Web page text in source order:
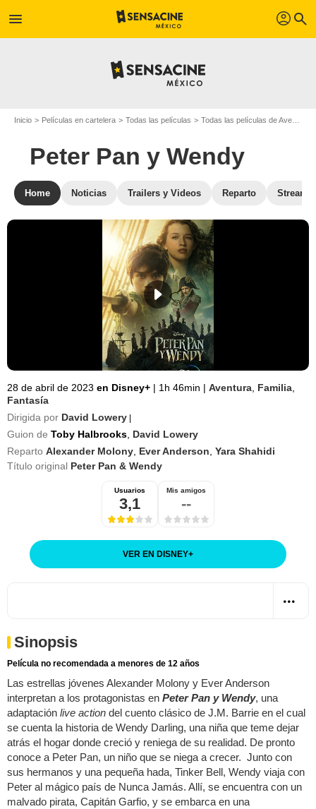
menu profil search
Inicio Películas en cartelera Todas las películas Todas las películas de Aventura
Peter Pan y Wendy
Home Noticias Trailers y Videos Reparto
28 de abril de 2023 en Disney+ | 1h 46min | Aventura Familia
Fantasía
Dirigida por David Lowery
Guion de Toby Halbrooks David Lowery
Reparto Alexander Molony Ever Anderson Yara Shahidi
Título original Peter Pan & Wendy
Usuarios
3,1
Mis amigos
--
VER EN DISNEY+
Sinopsis
Película no recomendada a menores de 12 años
Las estrellas jóvenes Alexander Molony y Ever Anderson
interpretan a los protagonistas en Peter Pan y Wendy, una
adaptación live action del cuento clásico de J.M. Barrie en el cual
se cuenta la historia de Wendy Darling, una niña que teme dejar
atrás el hogar donde creció y reniega de su realidad. De pronto
conoce a Peter Pan, un niño que se niega a crecer. Junto con
sus hermanos y una pequeña hada, Tinker Bell, Wendy viaja con
Peter al mágico país de Nunca Jamás. Allí, se encuentra con un
malvado pirata, Capitán Garfio, y se embarca en una